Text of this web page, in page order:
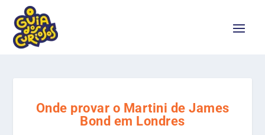
Onde provar o Martini de James
Bond em Londres